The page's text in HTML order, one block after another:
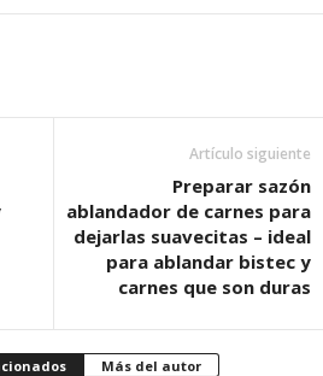
Artículo siguiente
Preparar sazón
ablandador de carnes para
dejarlas suavecitas – ideal
para ablandar bistec y
carnes que son duras
Más del autor